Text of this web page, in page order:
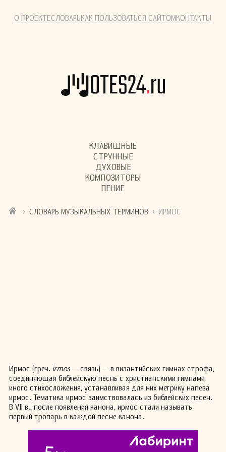
О ПРОЕКТЕСЛОВАРЬКАК ПОЛЬЗОВАТЬСЯ САЙТОМКОНТАКТЫ
КЛАВИШНЫЕ
СТРУННЫЕ
ДУХОВЫЕ
КОМПОЗИТОРЫ
ПЕНИЕ
› СЛОВАРЬ МУЗЫКАЛЬНЫХ ТЕРМИНОВ › ИРМОС
Ирмос (греч. irmos — связь) — в византийских гимнах строфа,
соединяющая библейскую песнь с христианскими гимнами
иного стихосложения, устанавливая для них метрику напева
ирмос. Тематика ирмос заимствовалась из библейских песен.
В VII в., после появления канона, ирмос стали называть
первый тропарь в каждой песне канона.